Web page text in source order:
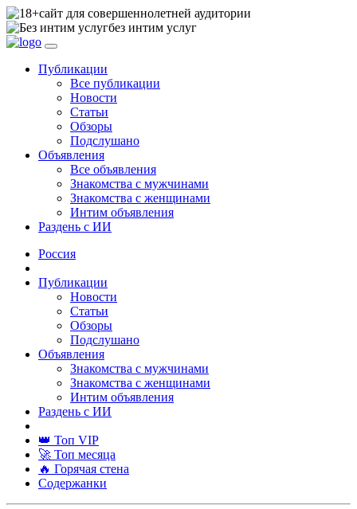
сайт для совершеннолетней аудитории
без интим услуг
Публикации
Все публикации
Новости
Статьи
Обзоры
Подслушано
Объявления
Все объявления
Знакомства с мужчинами
Знакомства с женщинами
Интим объявления
Раздень с ИИ
Россия
Публикации
Новости
Статьи
Обзоры
Подслушано
Объявления
Знакомства с мужчинами
Знакомства с женщинами
Интим объявления
Раздень с ИИ
👑 Топ VIP
🚀 Топ месяца
🔥 Горячая стена
Содержанки